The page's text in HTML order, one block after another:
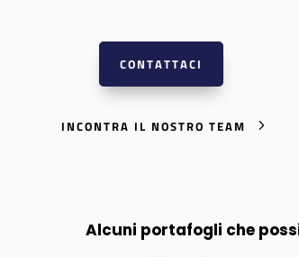
CONTATTACI
INCONTRA IL NOSTRO TEAM
Alcuni portafogli che